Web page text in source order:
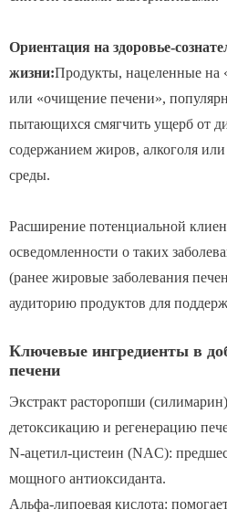
Ориентация на здоровье-
жизни:Продукты, нацеленные на
или «очищение печени»,
пытающихся смягчить ущерб от
содержанием жиров, алкоголя
среды.
Расширение потенциальной
осведомленности о таких
(ранее жировые заболевания
аудиторию продуктов для
Ключевые ингредиенты в
печени
Экстракт расторопши
детоксикацию и регенерацию
N-ацетил-цистеин (NAC):
мощного антиоксиданта.
Альфа-липоевая кислота: